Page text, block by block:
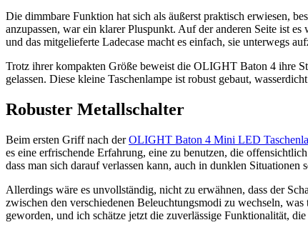
Die dimmbare Funktion hat sich als äußerst praktisch erwiesen,
anzupassen, war ein klarer Pluspunkt. Auf der anderen Seite ist
und das mitgelieferte Ladecase macht es einfach, sie unterwegs
Trotz ihrer kompakten Größe beweist die OLIGHT Baton 4 ihre
gelassen. Diese kleine Taschenlampe ist robust gebaut,
Robuster Metallschalter
Beim ersten Griff nach derOLIGHT Baton 4 Mini LED
es eine erfrischende Erfahrung, eine zu benutzen, die
dass man sich darauf verlassen kann, auch in dunklen
Allerdings wäre es unvollständig, nicht zu erwähnen, dass der
zwischen den verschiedenen Beleuchtungsmodi zu wechseln,
geworden, und ich schätze jetzt die zuverlässige Funktionalität,